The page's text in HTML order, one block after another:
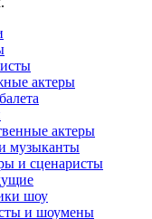
актеры
актеры
музыканты
и сценаристы
шоу
и шоумены